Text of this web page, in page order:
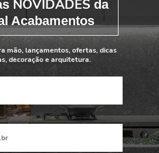
NOVIDADES da
Acabamentos
mão, lançamentos, ofertas, dicas
decoração e arquitetura.